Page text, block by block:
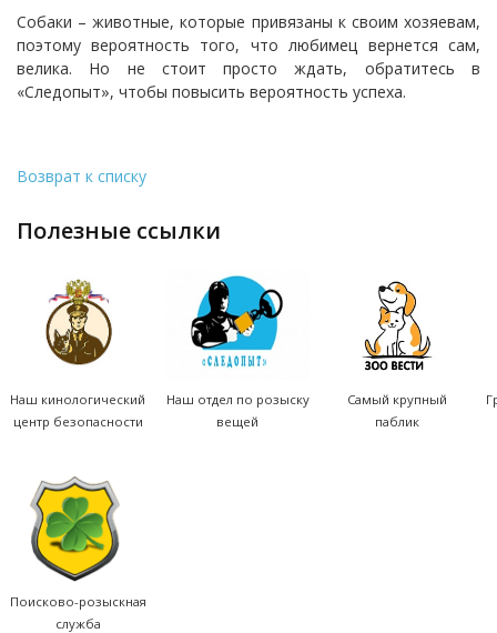
Собаки – животные, которые привязаны к своим хозяевам,
поэтому вероятность того, что любимец вернется сам,
велика. Но не стоит просто ждать, обратитесь в
«Следопыт», чтобы повысить вероятность успеха.
Возврат к списку
полезные ссылки
Наш кинологический
центр безопасности
Наш отдел по розыску
вещей
Самый крупный
паблик
Поисково-розыскная
служба